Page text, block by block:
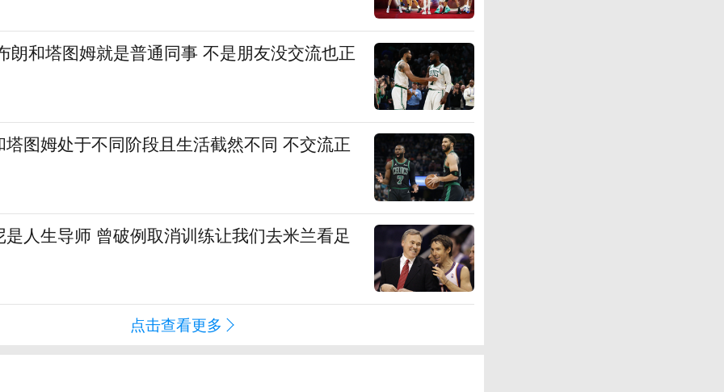
朗和塔图姆就是普通同事 不是朋友没交流也正
图姆处于不同阶段且生活截然不同 不交流正
人生导师 曾破例取消训练让我们去米兰看足
点击查看更多